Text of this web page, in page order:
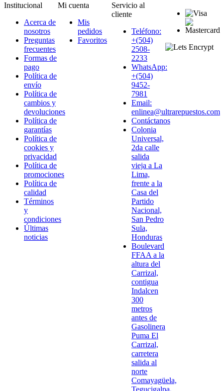
Institucional
Acerca de
nosotros
Preguntas
frecuentes
Formas de
pago
Política de
envío
Política de
cambios y
devoluciones
Política de
garantías
Política de
cookies y
privacidad
Política de
promociones
Política de
calidad
Términos
y
condiciones
Últimas
noticias
Mi cuenta
Mis
pedidos
Favoritos
Servicio al
cliente
Teléfono:
+(504)
2508-
2233
WhatsApp:
+(504)
9452-
7981
Email:
enlinea@ultrarepuestos.com
Contáctanos
Colonia
Universal,
2da calle
salida
vieja a La
Lima,
frente a la
Casa del
Partido
Nacional,
San Pedro
Sula,
Honduras
Boulevard
FFAA a la
altura del
Carrizal,
contigua
Indalcen
300
metros
antes de
Gasolinera
Puma El
Carrizal,
carretera
salida al
norte
Comayagüela,
Tegucigalpa,